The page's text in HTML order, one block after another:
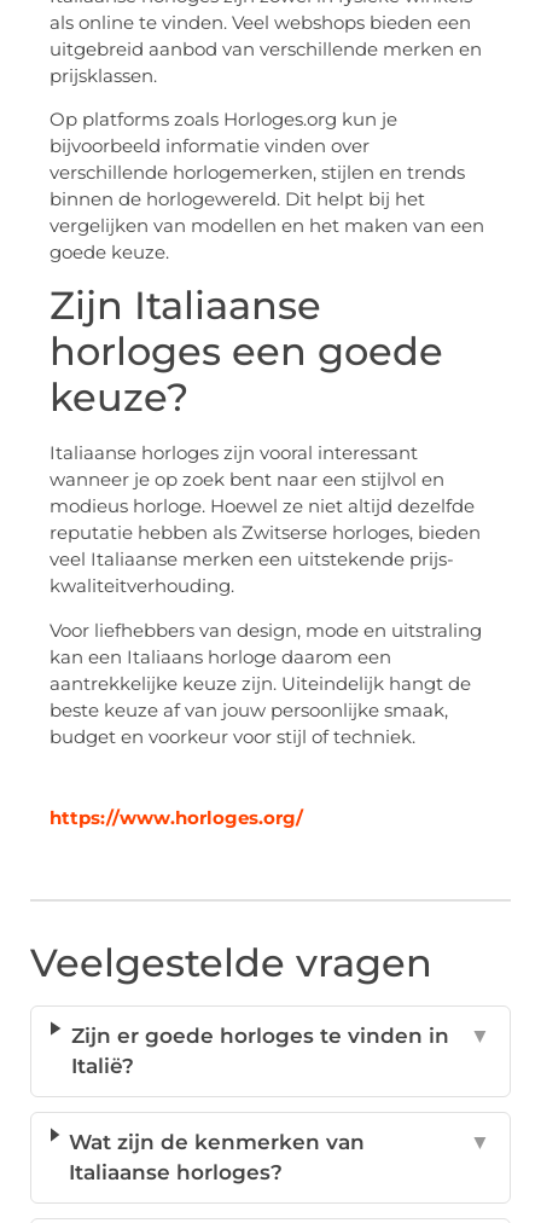
als online te vinden. Veel webshops bieden een
uitgebreid aanbod van verschillende merken en
prijsklassen.
Op platforms zoals Horloges.org kun je
bijvoorbeeld informatie vinden over
verschillende horlogemerken, stijlen en trends
binnen de horlogewereld. Dit helpt bij het
vergelijken van modellen en het maken van een
goede keuze.
Zijn Italiaanse
horloges een goede
keuze?
Italiaanse horloges zijn vooral interessant
wanneer je op zoek bent naar een stijlvol en
modieus horloge. Hoewel ze niet altijd dezelfde
reputatie hebben als Zwitserse horloges, bieden
veel Italiaanse merken een uitstekende prijs-
kwaliteitverhouding.
Voor liefhebbers van design, mode en uitstraling
kan een Italiaans horloge daarom een
aantrekkelijke keuze zijn. Uiteindelijk hangt de
beste keuze af van jouw persoonlijke smaak,
budget en voorkeur voor stijl of techniek.
https://www.horloges.org/
Veelgestelde vragen
Zijn er goede horloges te vinden in
Italië?
▼
Wat zijn de kenmerken van
Italiaanse horloges?
▼